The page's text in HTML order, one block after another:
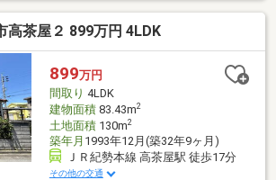
高茶屋２ 899万円 4LDK
899万円
間取り 4LDK
建物面積83.43m2
土地面積130m2
築年月 1993年12月(築32年9ヶ月)
ＪＲ紀勢本線 高茶屋駅 徒歩17分
その他の交通